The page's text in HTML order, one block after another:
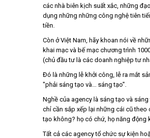
các nhà biên kịch suất xắc, những
dụng những những công nghệ tiên
tiền.
Còn ở Việt Nam, hãy khoan nói về
khai mạc và bế mạc chương trình
(chủ đầu tư là các doanh nghiệp tư
Đó là những lễ khởi công, lễ ra mắt
"phải sáng tạo và... sáng tạo".
Nghề của agency là sáng tạo và
chỉ cần sắp xếp lại những cái cũ
tạo không? họ có chứ, họ năng động
Tất cả các agency tổ chức sự kiện